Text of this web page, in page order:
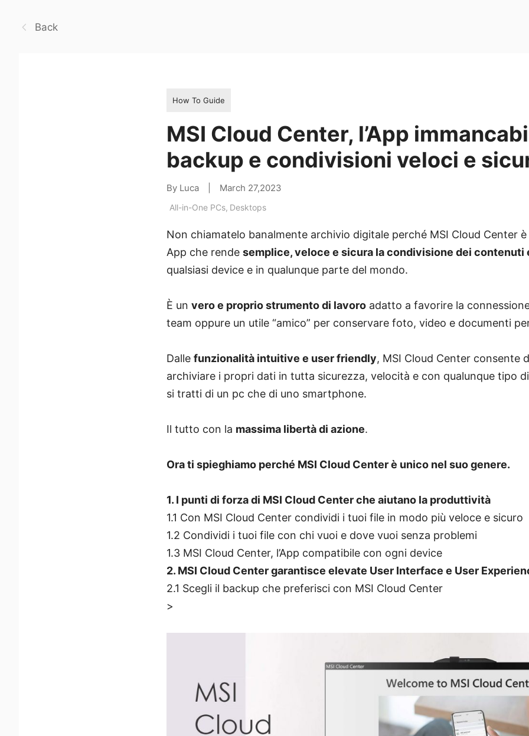
Back
How To Guide
MSI Cloud Center, l’App
backup e condivisioni veloci e
By Luca March 27,2023
All-in-One PCs, Desktops
Non chiamatelo banalmente archivio digitale perché MSI Cloud Center
App che rende semplice, veloce e sicura la condivisione dei contenuti
qualsiasi device e in qualunque parte del mondo.
È un vero e proprio strumento di lavoro adatto a favorire la
team oppure un utile “amico” per conservare foto, video e documenti
Dalle funzionalità intuitive e user friendly, MSI Cloud Center consente
archiviare i propri dati in tutta sicurezza, velocità e con qualunque tipo
si tratti di un pc che di uno smartphone.
Il tutto con la massima libertà di azione.
Ora ti spieghiamo perché MSI Cloud Center è unico nel suo genere.
1. I punti di forza di MSI Cloud Center che aiutano la produttività
1.1 Con MSI Cloud Center condividi i tuoi file in modo più veloce e sicuro
1.2 Condividi i tuoi file con chi vuoi e dove vuoi senza problemi
1.3 MSI Cloud Center, l’App compatibile con ogni device
2. MSI Cloud Center garantisce elevate User Interface e User
2.1 Scegli il backup che preferisci con MSI Cloud Center
>